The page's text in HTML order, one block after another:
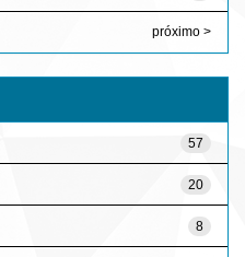
próximo >
57
20
8